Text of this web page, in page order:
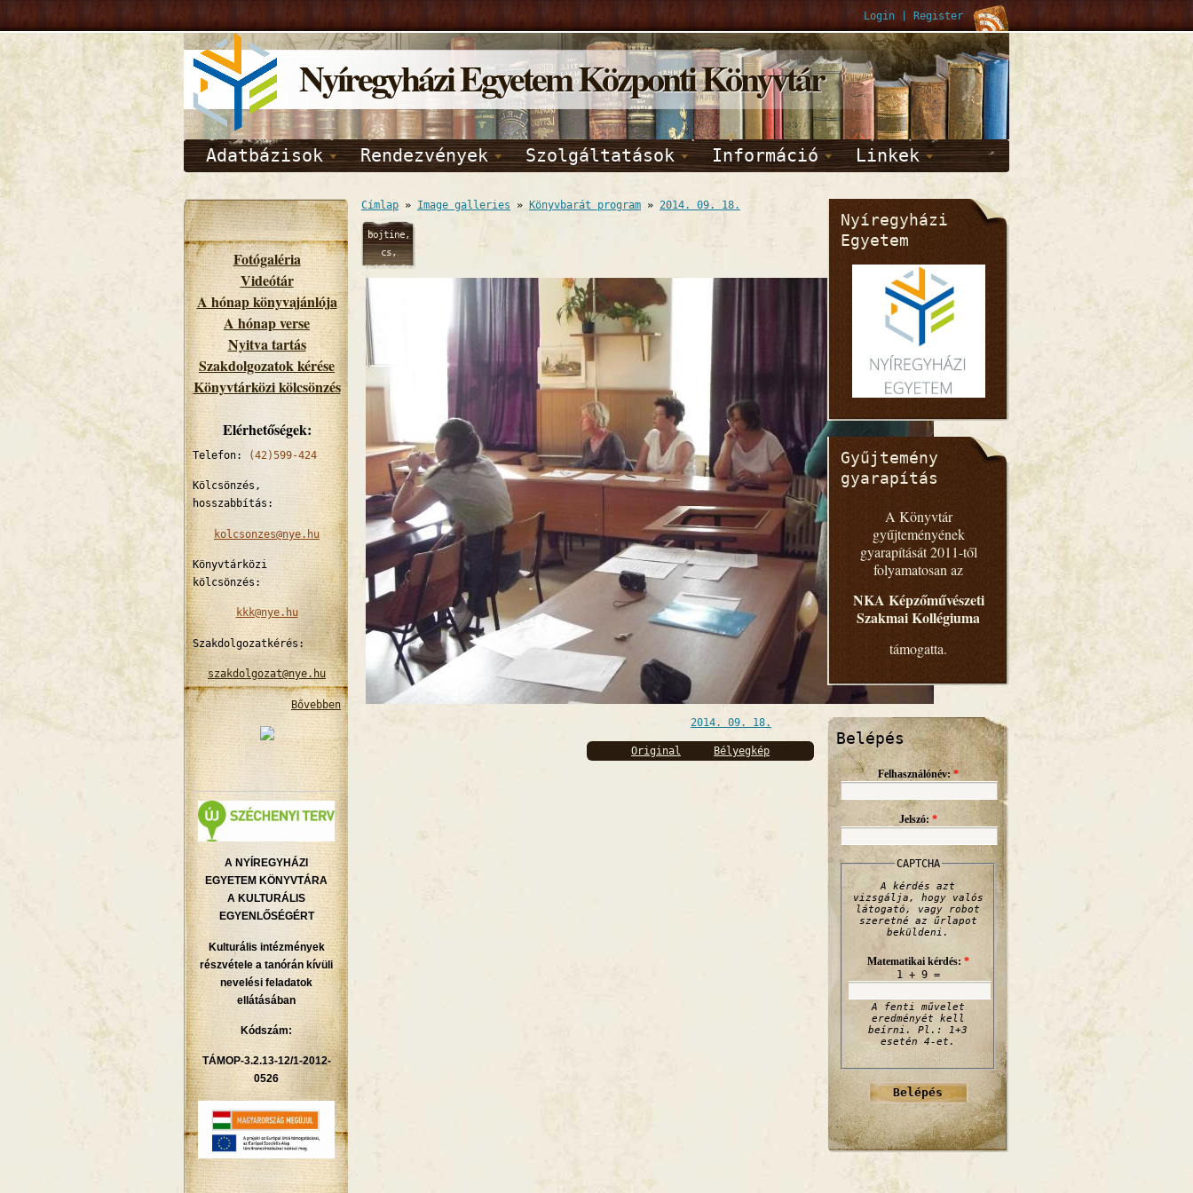
Login Register
Nyíregyházi Egyetem Központi Könyvtár
Adatbázisok Rendezvények Szolgáltatások Információ Linkek
Fotógaléria
Videótár
A hónap könyvajánlója
A hónap verse
Nyitva tartás
Szakdolgozatok kérése
Könyvtárközi kölcsönzés
Elérhetőségek:
Telefon: (42)599-424
Kölcsönzés,
hosszabbítás:
kolcsonzes@nye.hu
Könyvtárközi
kölcsönzés:
kkk@nye.hu
Szakdolgozatkérés:
szakdolgozat@nye.hu
Bővebben
A NYÍREGYHÁZI
EGYETEM KÖNYVTÁRA
A KULTURÁLIS
EGYENLŐSÉGÉRT
Kulturális intézmények
részvétele a tanórán kívüli
nevelési feladatok
ellátásában
Kódszám:
TÁMOP-3.2.13-12/1-2012-
0526
Címlap » Image galleries » Könyvbarát program » 2014. 09. 18.
bojtine,
cs,
10/09/2014
2014. 09. 18.
Original Bélyegkép
Nyíregyházi
Egyetem
Gyűjtemény
gyarapítás
A Könyvtár
gyűjteményének
gyarapítását 2011-től
folyamatosan az
NKA Képzőművészeti
Szakmai Kollégiuma
támogatta.
Belépés
Felhasználónév:*
Jelszó: *
CAPTCHA
A kérdés azt
vizsgálja, hogy valós
látogató, vagy robot
szeretné az űrlapot
beküldeni.
Matematikai kérdés: *
1 + 9 =
A fenti művelet
eredményét kell
beírni. Pl.: 1+3
esetén 4-et.